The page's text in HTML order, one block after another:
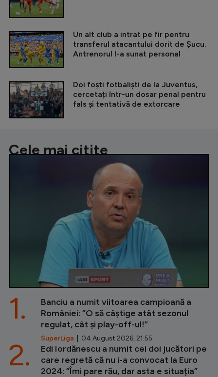
Un alt club a intrat pe fir pentru
transferul atacantului dorit de Șucu.
Antrenorul l-a sunat personal
Doi foști fotbaliști de la Juventus,
cercetați într-un dosar penal pentru
fals și tentativă de extorcare
Cele mai citite
Banciu a numit viitoarea campioană a
României: ”O să câștige atât sezonul
regulat, cât și play-off-ul!”
SuperLiga | 04 August 2026, 21:55
1.
Edi Iordănescu a numit cei doi jucători pe
care regretă că nu i-a convocat la Euro
2024: ”Îmi pare rău, dar asta e situația”
2.